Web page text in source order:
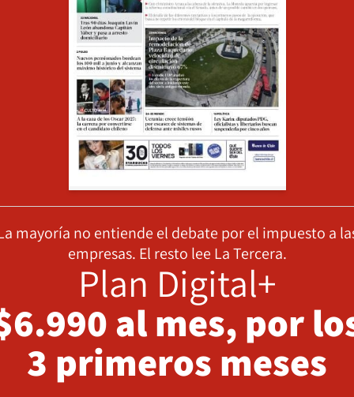
mayoría no entiende el debate por el impuesto a
empresas. El resto lee La Tercera.
Plan Digital+
al mes, por
3 primeros meses